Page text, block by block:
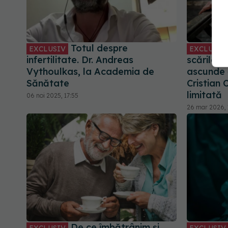
EXCLUSIV
Totul despre
infertilitate. Dr. Andreas
Vythoulkas, la Academia de
Sănătate
06 noi 2025, 17:55
EXCLUSIV
scărilor?
Cristian
limitată
26 mar 2026,